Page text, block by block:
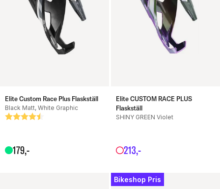
Elite Custom Race Plus Flaskställ
Black Matt, White Graphic
Betyg:
4.5 utav 5 stjärnor
179,-
Elite CUSTOM RACE PLUS
Flaskställ
SHINY GREEN Violet
213,-
Bikeshop Pris